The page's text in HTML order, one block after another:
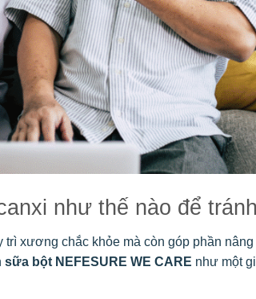
như thế nào để
xương chắc khỏe mà còn góp phần
sữa bột NEFESURE WE CARE như một